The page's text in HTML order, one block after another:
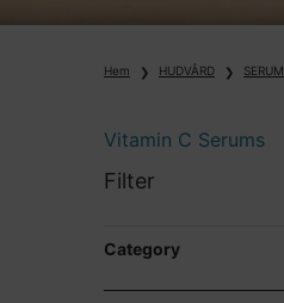
Hem HUDVÅRD SERUM
Vitamin C Serums
Vitamin C Serums
Filter
Category